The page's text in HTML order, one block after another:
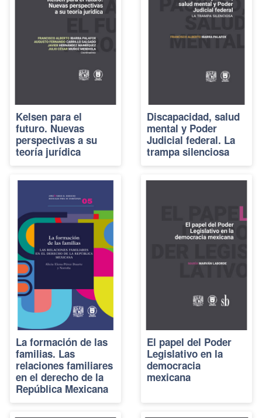
Kelsen para el
futuro. Nuevas
perspectivas a su
teoría jurídica
Discapacidad, salud
mental y Poder
Judicial federal. La
trampa silenciosa
La formación de las
familias. Las
relaciones familiares
en el derecho de la
República Mexicana
El papel del Poder
Legislativo en la
democracia
mexicana